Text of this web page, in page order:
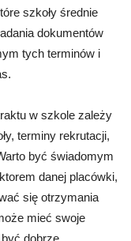
szkoły średnie
dokumentów
tych terminów i
w szkole zależy
terminy rekrutacji,
być świadomym
danej placówki,
się otrzymania
mieć swoje